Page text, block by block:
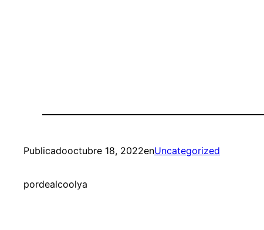
Publicadooctubre 18, 2022enUncategorized
pordealcoolya